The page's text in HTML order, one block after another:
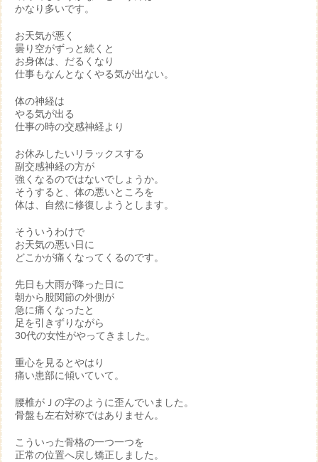
かなり多いです。
お天気が悪く
曇り空がずっと続くと
お身体は、だるくなり
仕事もなんとなくやる気が出ない。
体の神経は
やる気が出る
仕事の時の交感神経より
お休みしたいリラックスする
副交感神経の方が
強くなるのではないでしょうか。
そうすると、体の悪いところを
体は、自然に修復しようとします。
そういうわけで
お天気の悪い日に
どこかが痛くなってくるのです。
先日も大雨が降った日に
朝から股関節の外側が
急に痛くなったと
足を引きずりながら
30代の女性がやってきました。
重心を見るとやはり
痛い患部に傾いていて。
腰椎がＪの字のように歪んでいました。
骨盤も左右対称ではありません。
こういった骨格の一つ一つを
正常の位置へ戻し矯正しました。